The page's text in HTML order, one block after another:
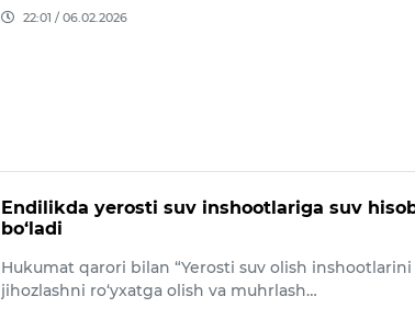
22:01 / 06.02.2026
Endilikda yerosti suv inshootlariga suv
bo‘ladi
Hukumat qarori bilan “Yerosti suv olish
jihozlashni ro‘yxatga olish va muhrlash…